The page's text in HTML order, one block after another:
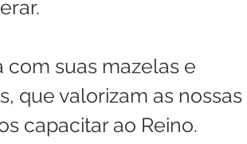
suas mazelas e
que valorizam as nossas
capacitar ao Reino.